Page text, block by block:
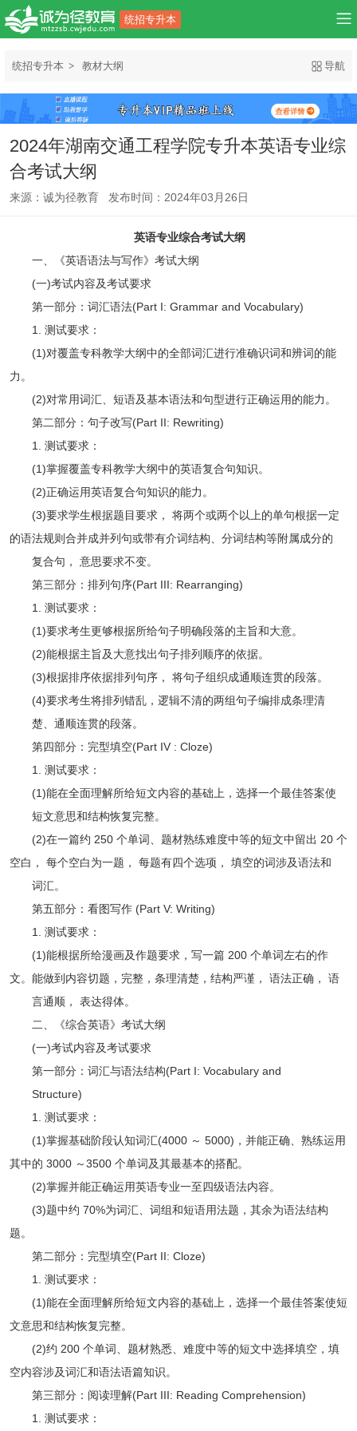
统招专升本
统招专升本 教材大纲 导航
2024年湖南交通工程学院专升本英语专业综
合考试大纲
来源：诚为径教育 发布时间：2024年03月26日
英语专业综合考试大纲
一、《英语语法与写作》考试大纲
(一)考试内容及考试要求
第一部分：词汇语法(Part I: Grammar and Vocabulary)
1. 测试要求：
(1)对覆盖专科教学大纲中的全部词汇进行准确识词和辨词的能
力。
(2)对常用词汇、短语及基本语法和句型进行正确运用的能力。
第二部分：句子改写(Part II: Rewriting)
1. 测试要求：
(1)掌握覆盖专科教学大纲中的英语复合句知识。
(2)正确运用英语复合句知识的能力。
(3)要求学生根据题目要求， 将两个或两个以上的单句根据一定
的语法规则合并成并列句或带有介词结构、分词结构等附属成分的
复合句， 意思要求不变。
第三部分：排列句序(Part III: Rearranging)
1. 测试要求：
(1)要求考生更够根据所给句子明确段落的主旨和大意。
(2)能根据主旨及大意找出句子排列顺序的依据。
(3)根据排序依据排列句序， 将句子组织成通顺连贯的段落。
(4)要求考生将排列错乱，逻辑不清的两组句子编排成条理清
楚、通顺连贯的段落。
第四部分：完型填空(Part IV : Cloze)
1. 测试要求：
(1)能在全面理解所给短文内容的基础上，选择一个最佳答案使
短文意思和结构恢复完整。
(2)在一篇约 250 个单词、题材熟练难度中等的短文中留出 20 个
空白， 每个空白为一题， 每题有四个选项， 填空的词涉及语法和
词汇。
第五部分：看图写作 (Part V: Writing)
1. 测试要求：
(1)能根据所给漫画及作题要求，写一篇 200 个单词左右的作
文。能做到内容切题，完整，条理清楚，结构严谨， 语法正确， 语
言通顺， 表达得体。
二、《综合英语》考试大纲
(一)考试内容及考试要求
第一部分：词汇与语法结构(Part I: Vocabulary and
Structure)
1. 测试要求：
(1)掌握基础阶段认知词汇(4000 ～ 5000)，并能正确、熟练运用
其中的 3000 ～3500 个单词及其最基本的搭配。
(2)掌握并能正确运用英语专业一至四级语法内容。
(3)题中约 70%为词汇、词组和短语用法题，其余为语法结构
题。
第二部分：完型填空(Part II: Cloze)
1. 测试要求：
(1)能在全面理解所给短文内容的基础上，选择一个最佳答案使短
文意思和结构恢复完整。
(2)约 200 个单词、题材熟悉、难度中等的短文中选择填空，填
空内容涉及词汇和语法语篇知识。
第三部分：阅读理解(Part III: Reading Comprehension)
1. 测试要求：